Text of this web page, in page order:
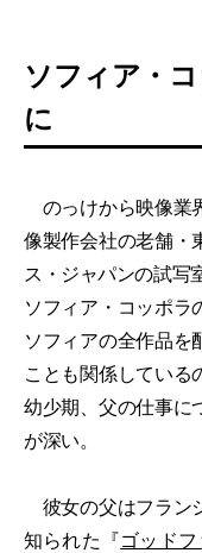
ソフィア・
に
のっけから映像業
像製作会社の老舗・
ス・ジャパンの試写
ソフィア・コッポラ
ソフィアの全作品を
ことも関係している
幼少期、父の仕事に
が深い。
彼女の父はフラン
知られた『ゴッド